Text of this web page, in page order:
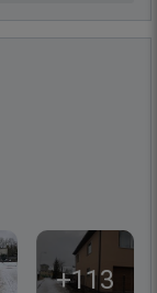
+113